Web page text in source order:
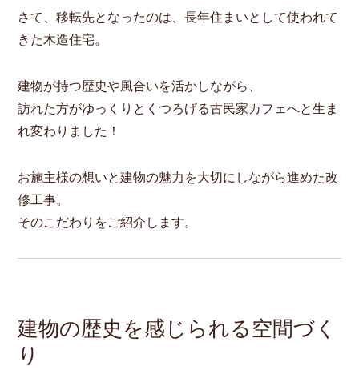
さて、移転先となったのは、長年住まいとして使われて
きた木造住宅。
建物が持つ歴史や風合いを活かしながら、
訪れた方がゆっくりとくつろげる古民家カフェへと生ま
れ変わりました！
お施主様の想いと建物の魅力を大切にしながら進めた改
修工事。
そのこだわりをご紹介します。
建物の歴史を感じられる空間づく
り